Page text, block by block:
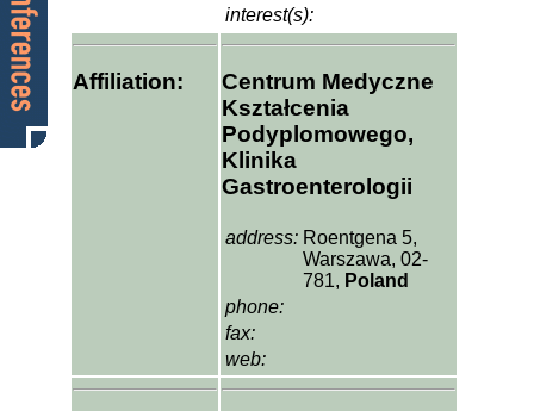
interest(s):
Affiliation:
Centrum Medyczne
Kształcenia
Podyplomowego,
Klinika
Gastroenterologii
address: Roentgena 5,
Warszawa, 02-
781, Poland
phone:
fax:
web: